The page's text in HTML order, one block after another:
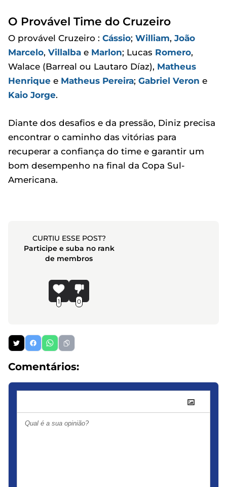
O Provável Time do Cruzeiro
O provável Cruzeiro : Cássio; William, João
Marcelo, Villalba e Marlon; Lucas Romero,
Walace (Barreal ou Lautaro Díaz), Matheus
Henrique e Matheus Pereira; Gabriel Veron e
Kaio Jorge.
Diante dos desafios e da pressão, Diniz precisa
encontrar o caminho das vitórias para
recuperar a confiança do time e garantir um
bom desempenho na final da Copa Sul-
Americana.
CURTIU ESSE POST?
Participe e suba no rank
de membros
1 0
Comentários: